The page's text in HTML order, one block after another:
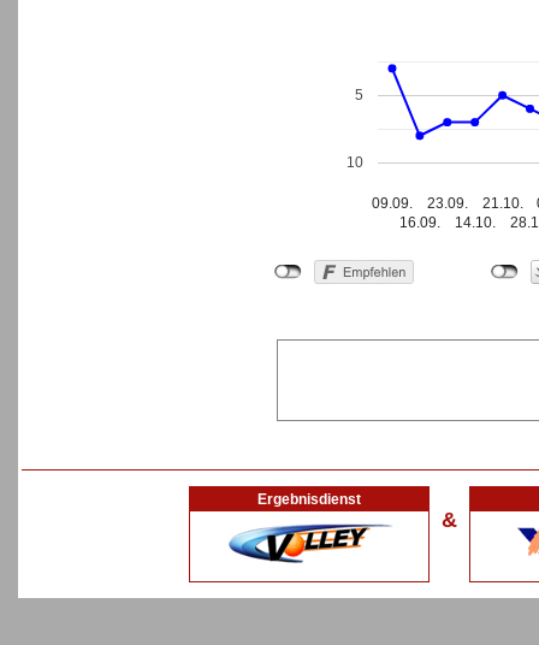
09.09.
16.09.
23.09.
14.10.
21.10.
5
10
Ergebnisdienst
&